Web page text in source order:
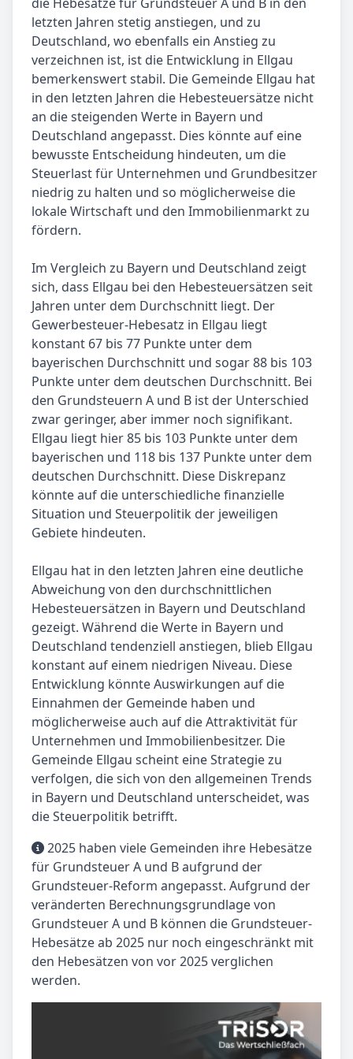
die Hebesätze für Grundsteuer A und B in den
letzten Jahren stetig anstiegen, und zu
Deutschland, wo ebenfalls ein Anstieg zu
verzeichnen ist, ist die Entwicklung in Ellgau
bemerkenswert stabil. Die Gemeinde Ellgau hat
in den letzten Jahren die Hebesteuersätze nicht
an die steigenden Werte in Bayern und
Deutschland angepasst. Dies könnte auf eine
bewusste Entscheidung hindeuten, um die
Steuerlast für Unternehmen und Grundbesitzer
niedrig zu halten und so möglicherweise die
lokale Wirtschaft und den Immobilienmarkt zu
fördern.
Im Vergleich zu Bayern und Deutschland zeigt
sich, dass Ellgau bei den Hebesteuersätzen seit
Jahren unter dem Durchschnitt liegt. Der
Gewerbesteuer-Hebesatz in Ellgau liegt
konstant 67 bis 77 Punkte unter dem
bayerischen Durchschnitt und sogar 88 bis 103
Punkte unter dem deutschen Durchschnitt. Bei
den Grundsteuern A und B ist der Unterschied
zwar geringer, aber immer noch signifikant.
Ellgau liegt hier 85 bis 103 Punkte unter dem
bayerischen und 118 bis 137 Punkte unter dem
deutschen Durchschnitt. Diese Diskrepanz
könnte auf die unterschiedliche finanzielle
Situation und Steuerpolitik der jeweiligen
Gebiete hindeuten.
Ellgau hat in den letzten Jahren eine deutliche
Abweichung von den durchschnittlichen
Hebesteuersätzen in Bayern und Deutschland
gezeigt. Während die Werte in Bayern und
Deutschland tendenziell anstiegen, blieb Ellgau
konstant auf einem niedrigen Niveau. Diese
Entwicklung könnte Auswirkungen auf die
Einnahmen der Gemeinde haben und
möglicherweise auch auf die Attraktivität für
Unternehmen und Immobilienbesitzer. Die
Gemeinde Ellgau scheint eine Strategie zu
verfolgen, die sich von den allgemeinen Trends
in Bayern und Deutschland unterscheidet, was
die Steuerpolitik betrifft.
2025 haben viele Gemeinden ihre Hebesätze
für Grundsteuer A und B aufgrund der
Grundsteuer-Reform angepasst. Aufgrund der
veränderten Berechnungsgrundlage von
Grundsteuer A und B können die Grundsteuer-
Hebesätze ab 2025 nur noch eingeschränkt mit
den Hebesätzen von vor 2025 verglichen
werden.